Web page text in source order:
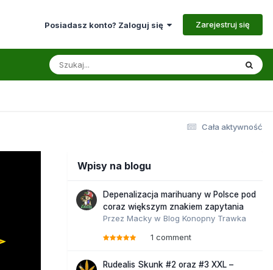
Posiadasz konto? Zaloguj się Zarejestruj się
Cała aktywność
Wpisy na blogu
Depenalizacja marihuany w Polsce pod
coraz większym znakiem zapytania
Przez Macky w Blog Konopny Trawka
1 comment
Rudealis Skunk #2 oraz #3 XXL –